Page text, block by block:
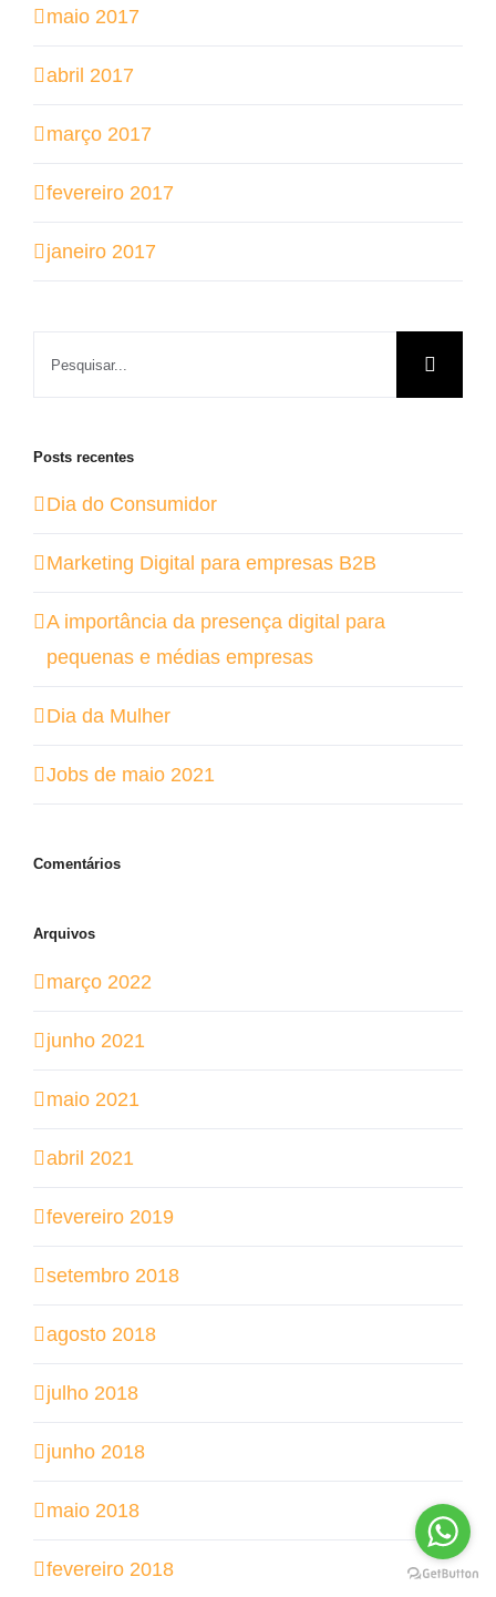
maio 2017
abril 2017
março 2017
fevereiro 2017
janeiro 2017
Posts recentes
Dia do Consumidor
Marketing Digital para empresas B2B
A importância da presença digital para
pequenas e médias empresas
Dia da Mulher
Jobs de maio 2021
Comentários
Arquivos
março 2022
junho 2021
maio 2021
abril 2021
fevereiro 2019
setembro 2018
agosto 2018
julho 2018
junho 2018
maio 2018
fevereiro 2018